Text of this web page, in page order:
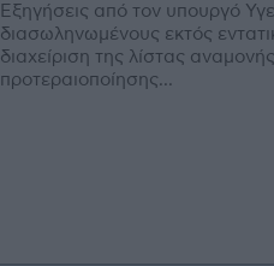
Εξηγήσεις από τον υπουργό
διασωληνωμένους εκτός
διαχείριση της λίστας
προτεραιοποίησης...